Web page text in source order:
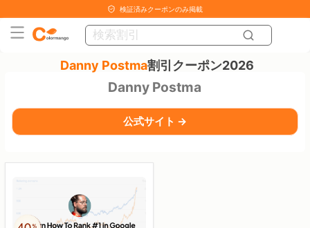
検証済みクーポンのみ掲載
Danny Postma割引クーポン2026
Danny Postma
公式サイト →